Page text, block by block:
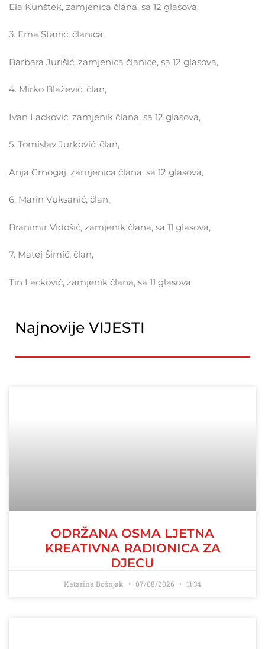
Ela Kunštek, zamjenica člana, sa 12 glasova,
3. Ema Stanić, članica,
Barbara Jurišić, zamjenica članice, sa 12 glasova,
4. Mirko Blažević, član,
Ivan Lacković, zamjenik člana, sa 12 glasova,
5. Tomislav Jurković, član,
Anja Crnogaj, zamjenica člana, sa 12 glasova,
6. Marin Vuksanić, član,
Branimir Vidošić, zamjenik člana, sa 11 glasova,
7. Matej Šimić, član,
Tin Lacković, zamjenik člana, sa 11 glasova.
Najnovije VIJESTI
ODRŽANA OSMA LJETNA
KREATIVNA RADIONICA ZA
DJECU
Katarina Bošnjak 07/08/2026 11:34